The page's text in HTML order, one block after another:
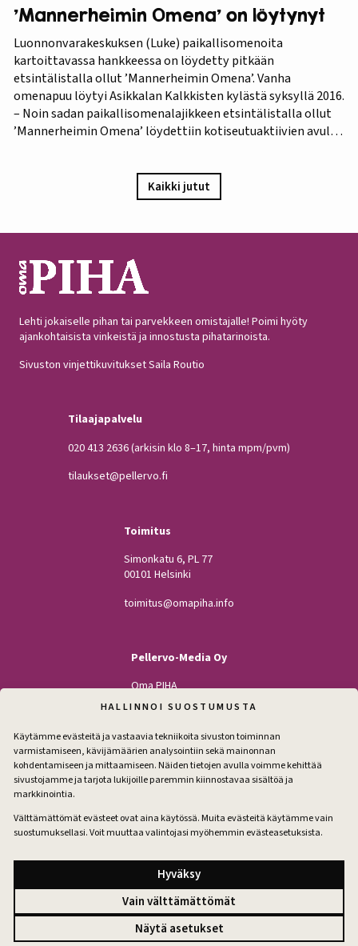
HALLINNOI SUOSTUMUSTA
Käytämme evästeitä ja vastaavia tekniikoita sivuston toiminnan
varmistamiseen, kävijämäärien analysointiin sekä mainonnan
kohdentamiseen ja mittaamiseen. Näiden tietojen avulla voimme kehittää
sivustojamme ja tarjota lukijoille paremmin kiinnostavaa sisältöä ja
markkinointia.
Välttämättömät evästeet ovat aina käytössä. Muita evästeitä käytämme vain
suostumuksellasi. Voit muuttaa valintojasi myöhemmin evästeasetuksista.
Hyväksy
Vain välttämättömät
Näytä asetukset
’Mannerheimin Omena’ on löytynyt
Luonnonvarakeskuksen (Luke) paikallisomenoita
kartoittavassa hankkeessa on löydetty pitkään
etsintälistalla ollut ’Mannerheimin Omena’. Vanha
omenapuu löytyi Asikkalan Kalkkisten kylästä syksyllä 2016.
– Noin sadan paikallisomenalajikkeen etsintälistalla ollut
’Mannerheimin Omena’ löydettiin kotiseutuaktiivien avulla.
vastaa Puutarha-lehden vuosien 1921 ja 1931 kuvauksia,
iloitsee tutkija Maarit Heinonen Lukesta.…
Kaikki jutut
Lehti jokaiselle pihan tai parvekkeen omistajalle! Poimi hyöty
ajankohtaisista vinkeistä ja innostusta pihatarinoista.
Sivuston vinjettikuvitukset Saila Routio
Tilaajapalvelu
020 413 2636(arkisin klo 8–17, hinta mpm/pvm)
tilaukset@pellervo.fi
Toimitus
Simonkatu 6, PL 77
00101 Helsinki
toimitus@omapiha.info
Pellervo-Media Oy
Oma PIHA
Kodin Pellervo
Maatilan Pellervo
Facebook
Instagram
EvästeetEvästeasetukset